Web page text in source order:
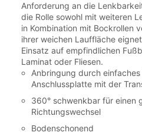
Anforderung an die
die Rolle sowohl mit weiteren
in Kombination mit Bockrollen
ihrer weichen Lauffläche
Einsatz auf empfindlichen
Laminat oder Fliesen.
Anbringung durch
Anschlussplatte mit der
360° schwenkbar für einen
Richtungswechsel
Bodenschonend